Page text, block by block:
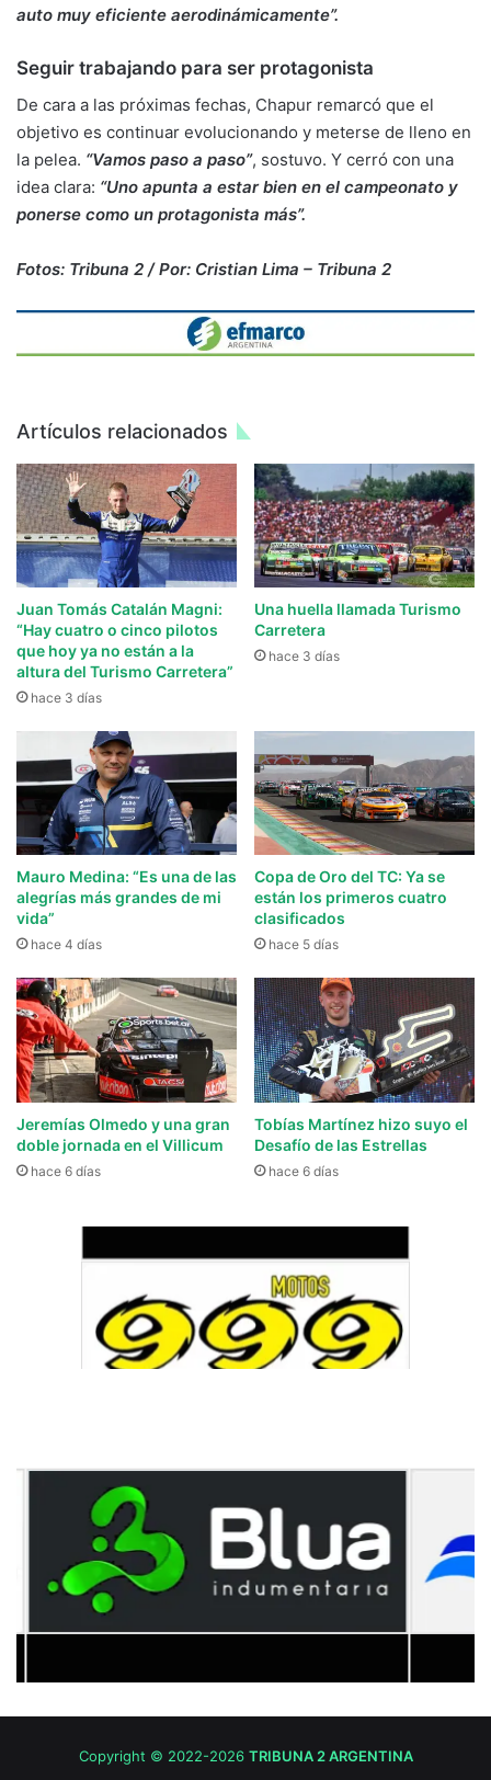
auto muy eficiente aerodinámicamente”.
Seguir trabajando para ser protagonista
De cara a las próximas fechas, Chapur remarcó que el
objetivo es continuar evolucionando y meterse de lleno en
la pelea. “Vamos paso a paso”, sostuvo. Y cerró con una
idea clara: “Uno apunta a estar bien en el campeonato y
ponerse como un protagonista más”.
Fotos: Tribuna 2 / Por: Cristian Lima – Tribuna 2
Artículos relacionados
Juan Tomás Catalán Magni:
“Hay cuatro o cinco pilotos
que hoy ya no están a la
altura del Turismo Carretera”
hace 3 días
Una huella llamada Turismo
Carretera
hace 3 días
Mauro Medina: “Es una de las
alegrías más grandes de mi
vida”
hace 4 días
Copa de Oro del TC: Ya se
están los primeros cuatro
clasificados
hace 5 días
Jeremías Olmedo y una gran
doble jornada en el Villicum
hace 6 días
Tobías Martínez hizo suyo el
Desafío de las Estrellas
hace 6 días
Copyright © 2022-2026 TRIBUNA 2 ARGENTINA